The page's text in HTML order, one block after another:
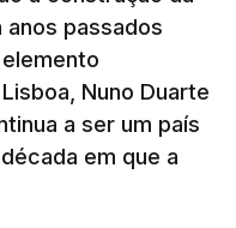
passados
Nuno Duarte
a ser um país
em que a